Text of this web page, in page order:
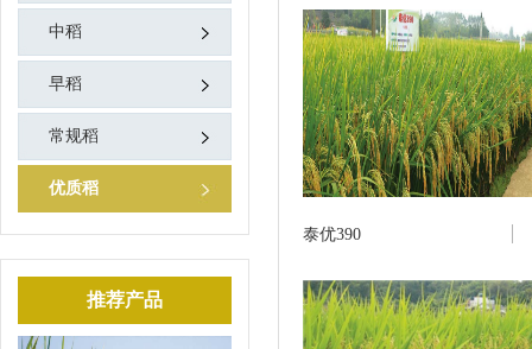
中稻
早稻
常规稻
优质稻
推荐产品
泰优390